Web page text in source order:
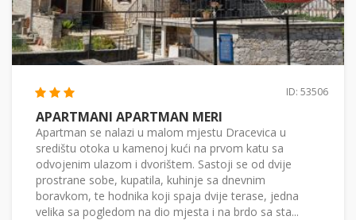
ID: 53506
APARTMANI APARTMAN MERI
Apartman se nalazi u malom mjestu Dracevica u
središtu otoka u kamenoj kući na prvom katu sa
odvojenim ulazom i dvorištem. Sastoji se od dvije
prostrane sobe, kupatila, kuhinje sa dnevnim
boravkom, te hodnika koji spaja dvije terase, jedna
velika sa pogledom na dio mjesta i na brdo sa sta...